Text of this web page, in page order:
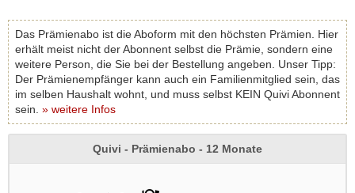
Das Prämienabo ist die Aboform mit den höchsten Prämien. Hier
erhält meist nicht der Abonnent selbst die Prämie, sondern eine
weitere Person, die Sie bei der Bestellung angeben. Unser Tipp:
Der Prämienempfänger kann auch ein Familienmitglied sein, das
im selben Haushalt wohnt, und muss selbst KEIN Quivi Abonnent
sein. » weitere Infos
Quivi - Prämienabo - 12 Monate